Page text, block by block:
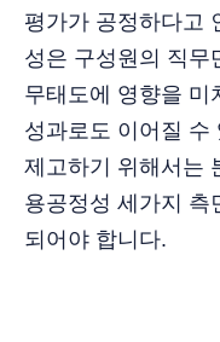
평가가 공정하다고
성은 구성원의 직무
무태도에 영향을 미
성과로도 이어질 수
제고하기 위해서는
용공정성 세가지 측
되어야 합니다.